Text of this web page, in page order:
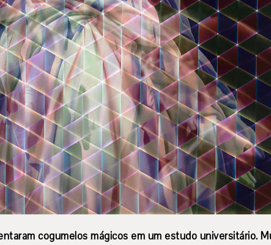
cogumelos mágicos em um estudo universitário.